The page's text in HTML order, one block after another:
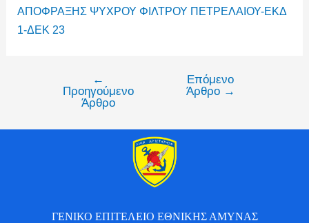
ΑΠΟΦΡΑΞΗΣ ΨΥΧΡΟΥ ΦΙΛΤΡΟΥ ΠΕΤΡΕΛΑΙΟΥ-ΕΚΔ
1-ΔΕΚ 23
←
Προηγούμενο
Άρθρο
Επόμενο
Άρθρο →
ΓΕΝΙΚΟ ΕΠΙΤΕΛΕΙΟ ΕΘΝΙΚΗΣ ΑΜΥΝΑΣ